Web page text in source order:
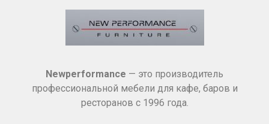
Newperformance — это производитель
профессиональной мебели для кафе, баров и
ресторанов с 1996 года.